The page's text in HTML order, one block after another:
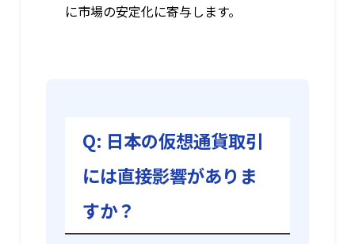
に市場の安定化に寄与します。
Q: 日本の仮想通貨取引
には直接影響がありま
すか？